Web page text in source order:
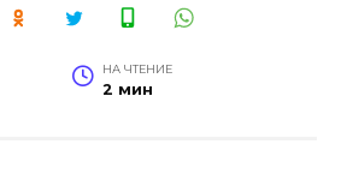
НА ЧТЕНИЕ
2 мин